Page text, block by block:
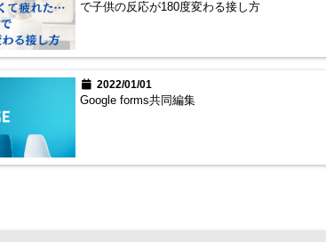
で子供の反応が180度変わる接し方
2022/01/01
Google forms共同編集